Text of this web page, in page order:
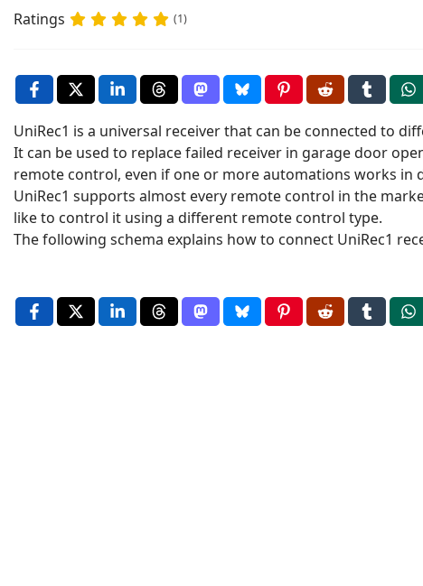
Ratings (1)
UniRec1 is a universal receiver that can be connected to
It can be used to replace failed receiver in garage door
remote control, even if one or more automations works
UniRec1 supports almost every remote control in the
like to control it using a different remote control type.
The following schema explains how to connect UniRec1